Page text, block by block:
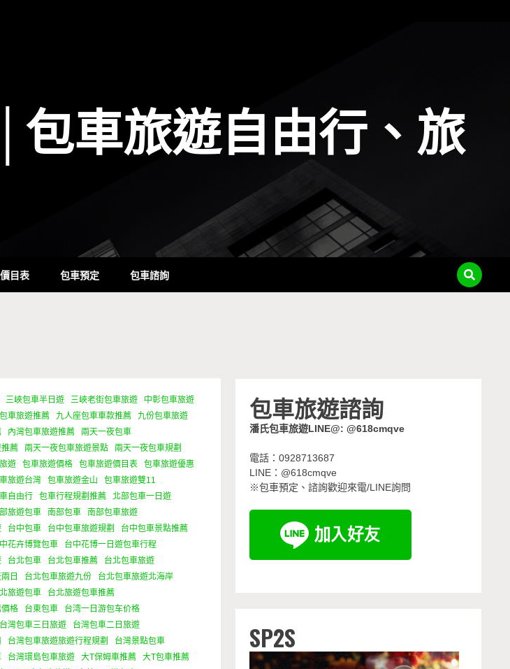
包車旅遊自由行、旅
目表 包車預定 包車諮詢
三峽包車半日遊 三峽老街包車旅遊
中彰包車旅遊
車旅遊推薦 九人座包車車款推薦
九份包車旅遊
內灣包車旅遊推薦
兩天一夜包車
薦
兩天一夜包車旅遊景點
兩天一夜包車規劃
遊 包車旅遊價格 包車旅遊價目表
包車旅遊優惠
旅遊台灣 包車旅遊金山
包車旅遊雙11
自由行 包車行程規劃推薦
北部包車一日遊
旅遊包車 南部包車
南部包車旅遊
台中包車 台中包車旅遊規劃
台中包車景點推薦
花卉博覽包車
台中花博一日遊包車行程
台北包車 台北包車推薦
台北包車旅遊
日
台北包車旅遊九份
台北包車旅遊北海岸
旅遊包車
台北旅遊包車推薦
格
台東包車
台湾一日游包车价格
台灣包車三日旅遊
台灣包車二日旅遊
台灣包車旅遊旅遊行程規劃
台灣景點包車
台灣環島包車旅遊 大T保姆車推薦
大T包車推薦
包車旅遊諮詢
潘氏包車旅遊LINE@: @618cmqve
電話：0928713687
LINE：@618cmqve
※包車預定、諮詢歡迎來電/LINE詢問
SP2S